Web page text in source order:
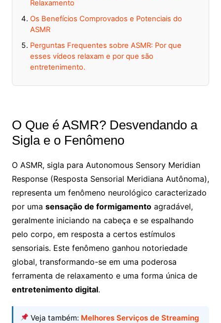
Relaxamento
Os Benefícios Comprovados e Potenciais do
ASMR
Perguntas Frequentes sobre ASMR: Por que
esses vídeos relaxam e por que são
entretenimento.
O Que é ASMR? Desvendando a
Sigla e o Fenômeno
O ASMR, sigla para Autonomous Sensory Meridian
Response (Resposta Sensorial Meridiana Autônoma),
representa um fenômeno neurológico caracterizado
por uma sensação de formigamentoagradável,
geralmente iniciando na cabeça e se espalhando
pelo corpo, em resposta a certos estímulos
sensoriais. Este fenômeno ganhou notoriedade
global, transformando-se em uma poderosa
ferramenta de relaxamento e uma forma única de
entretenimento digital.
Veja também: Melhores Serviços de Streaming